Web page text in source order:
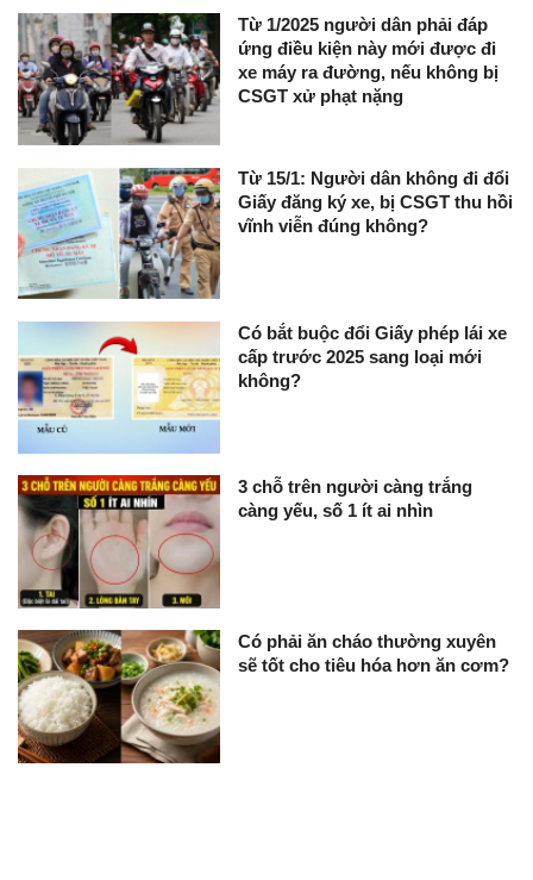
Từ 1/2025 người dân phải đáp
ứng điều kiện này mới được đi
xe máy ra đường, nếu không bị
CSGT xử phạt nặng
Từ 15/1: Người dân không đi đổi
Giấy đăng ký xe, bị CSGT thu hồi
vĩnh viễn đúng không?
Có bắt buộc đổi Giấy phép lái xe
cấp trước 2025 sang loại mới
không?
3 chỗ trên người càng trắng
càng yếu, số 1 ít ai nhìn
Có phải ăn cháo thường xuyên
sẽ tốt cho tiêu hóa hơn ăn cơm?